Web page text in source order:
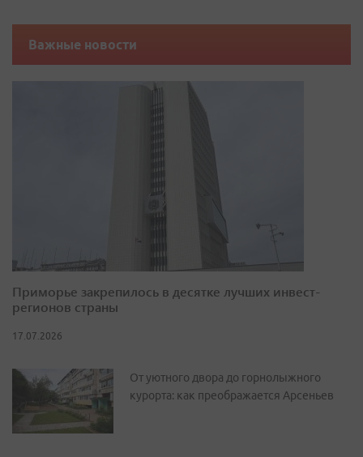
Важные новости
Приморье закрепилось в десятке лучших инвест-
регионов страны
17.07.2026
От уютного двора до горнолыжного
курорта: как преображается Арсеньев